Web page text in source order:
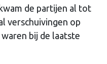
de partijen al tot
verschuivingen op
bij de laatste